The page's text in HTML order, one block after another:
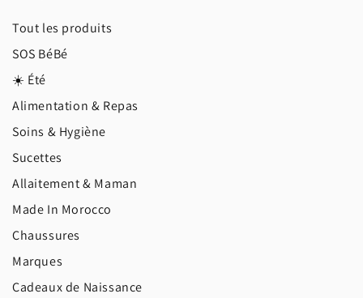
Tout les produits
SOS BéBé
☀️ Été
Alimentation & Repas
Soins & Hygiène
Sucettes
Allaitement & Maman
Made In Morocco
Chaussures
Marques
Cadeaux de Naissance